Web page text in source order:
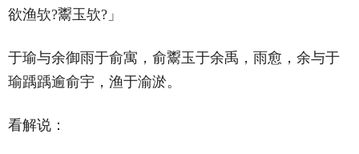
欲渔欤?鬻玉欤?」
于瑜与余御雨于俞寓，俞鬻玉于余禹，雨愈，余与于
瑜踽踽逾俞宇，渔于渝淤。
看解说：